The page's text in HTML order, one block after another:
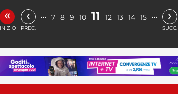
«
INIZIO
‹
PREC.
… 7 8 9 10 11 12 13 14 15 … ›
SUCC.